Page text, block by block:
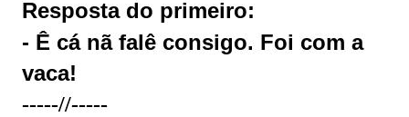
Resposta do primeiro:
- Ê cá nã falê consigo. Foi com a
vaca!
-----//-----